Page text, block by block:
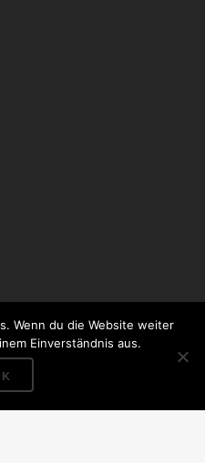
Wenn du die Website weiter
Einverständnis aus.